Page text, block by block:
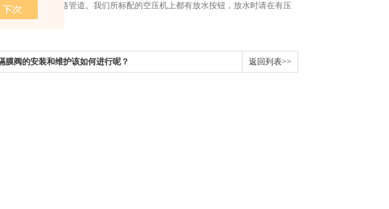
免水进入气路管道。我们所标配的空压机上都有放水按钮，放水时请在有压
膜阀的安装和维护该如何进行呢？ 返回列表>>